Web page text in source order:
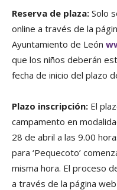
Reserva de plaza: Solo
online a través de la
Ayuntamiento de León
que los niños deberán
fecha de inicio del plazo
Plazo inscripción: El
campamento en
28 de abril a las 9.00
para ‘Pequecoto’
misma hora. El proceso
a través de la página